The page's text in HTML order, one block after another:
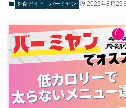
外食ガイド バーミヤン 2025年8月29